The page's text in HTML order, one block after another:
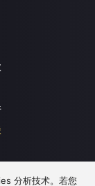
分析技术。若您